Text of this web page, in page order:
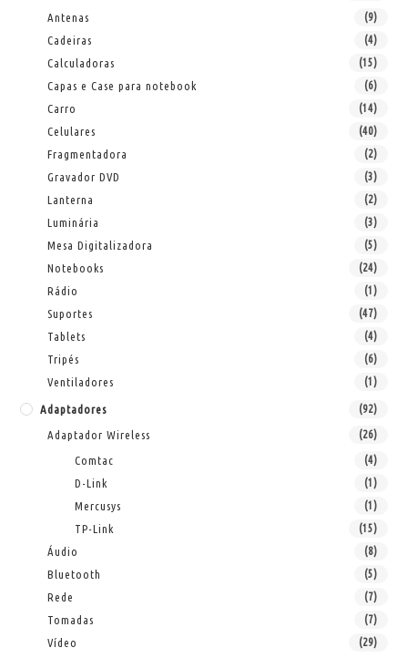
Antenas (9)
Cadeiras (4)
Calculadoras (15)
Capas e Case para notebook (6)
Carro (14)
Celulares (40)
Fragmentadora (2)
Gravador DVD (3)
Lanterna (2)
Luminária (3)
Mesa Digitalizadora (5)
Notebooks (24)
Rádio (1)
Suportes (47)
Tablets (4)
Tripés (6)
Ventiladores (1)
Adaptadores (92)
Adaptador Wireless (26)
Comtac (4)
D-Link (1)
Mercusys (1)
TP-Link (15)
Áudio (8)
Bluetooth (5)
Rede (7)
Tomadas (7)
Vídeo (29)